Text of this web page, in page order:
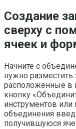
Создание
сверху с
ячеек и
Начните с
нужно разместить
расположенные в
кнопку
инструментов
объединения
получившуюся